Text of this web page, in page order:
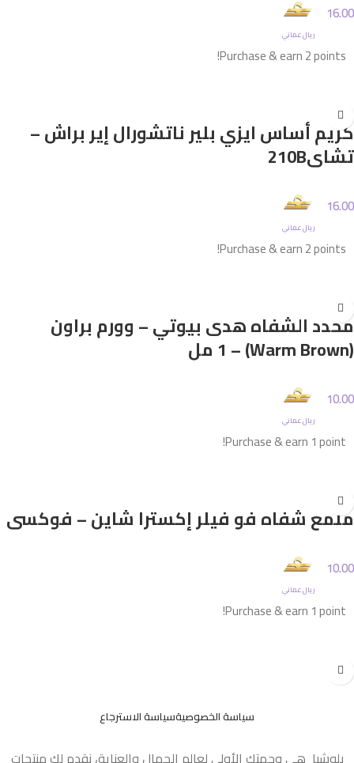
16.00
ريال عماني
Purchase & earn 2 points!
كريم أساس ايزي بلير ناتشورال إير براش –
تشاي210B
16.00
ريال عماني
Purchase & earn 2 points!
محدد الشفاه هدى بيوتي – وورم براون
(Warm Brown) – 1 مل
10.00
ريال عماني
Purchase & earn 1 point!
ملمع شفاه فو فيلر إكسترا شاين – فوكسي
10.00
ريال عماني
Purchase & earn 1 point!
سياسة الخصوصيةسياسة الاسترجاع
بلوشيا هي وجهتك الأولى لعالم الجمال والعناية، نقدم لك منتجات